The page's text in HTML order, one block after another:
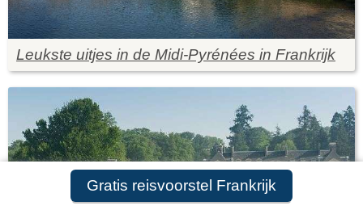
Gratis reisvoorstel Frankrijk
Leukste uitjes in de Midi-Pyrénées in Frankrijk